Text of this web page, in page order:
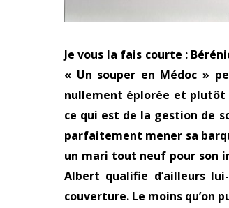
Je vous la fais courte :
« Un souper en Médoc »
nullement éplorée et plutôt
ce qui est de la gestion de
parfaitement mener sa
un mari tout neuf pour son
Albert qualifie d’ailleurs
couverture. Le moins qu’on